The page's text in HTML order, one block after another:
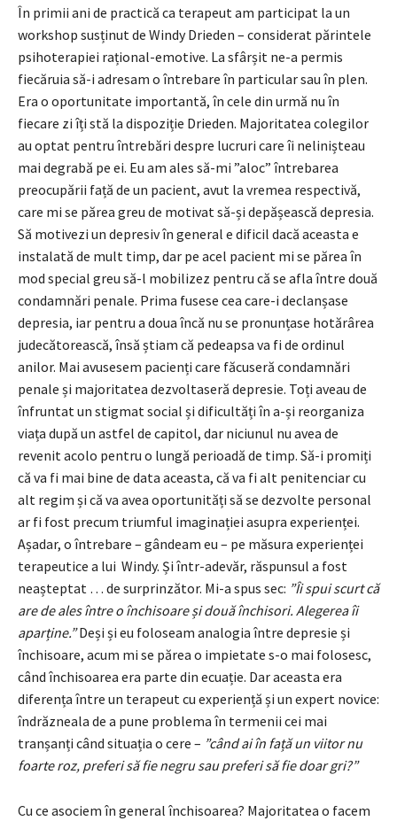
În primii ani de practică ca terapeut am participat la un
workshop susținut de Windy Drieden – considerat părintele
psihoterapiei rațional-emotive. La sfârșit ne-a permis
fiecăruia să-i adresam o întrebare în particular sau în plen.
Era o oportunitate importantă, în cele din urmă nu în
fiecare zi îți stă la dispoziție Drieden. Majoritatea colegilor
au optat pentru întrebări despre lucruri care îi nelinișteau
mai degrabă pe ei. Eu am ales să-mi ”aloc” întrebarea
preocupării față de un pacient, avut la vremea respectivă,
care mi se părea greu de motivat să-și depășească depresia.
Să motivezi un depresiv în general e dificil dacă aceasta e
instalată de mult timp, dar pe acel pacient mi se părea în
mod special greu să-l mobilizez pentru că se afla între două
condamnări penale. Prima fusese cea care-i declanșase
depresia, iar pentru a doua încă nu se pronunțase hotărârea
judecătorească, însă știam că pedeapsa va fi de ordinul
anilor. Mai avusesem pacienți care făcuseră condamnări
penale și majoritatea dezvoltaseră depresie. Toți aveau de
înfruntat un stigmat social și dificultăți în a-și reorganiza
viața după un astfel de capitol, dar niciunul nu avea de
revenit acolo pentru o lungă perioadă de timp. Să-i promiți
că va fi mai bine de data aceasta, că va fi alt penitenciar cu
alt regim și că va avea oportunități să se dezvolte personal
ar fi fost precum triumful imaginației asupra experienței.
Așadar, o întrebare – gândeam eu – pe măsura experienței
terapeutice a lui Windy. Și într-adevăr, răspunsul a fost
neașteptat … de surprinzător. Mi-a spus sec: ”Îi spui scurt că
are de ales între o închisoare și două închisori. Alegerea îi
aparține.”Deși și eu foloseam analogia între depresie și
închisoare, acum mi se părea o impietate s-o mai folosesc,
când închisoarea era parte din ecuație. Dar aceasta era
diferența între un terapeut cu experiență și un expert novice:
îndrăzneala de a pune problema în termenii cei mai
tranșanți când situația o cere – ”când ai în față un viitor nu
foarte roz, preferi să fie negru sau preferi să fie doar gri?”
Cu ce asociem în general închisoarea? Majoritatea o facem